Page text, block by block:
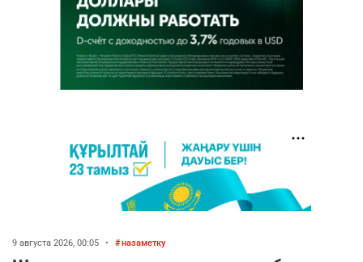
9 августа 2026, 00:05 • назаметку